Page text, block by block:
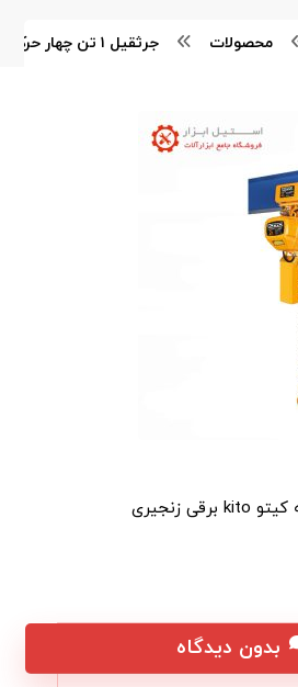
محصولات جرثقیل ۱ تن چهار حرکته کیتو KITO
بدون دیدگاه